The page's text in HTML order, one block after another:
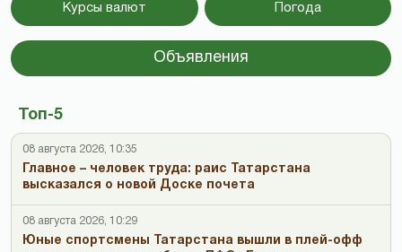
Курсы валют Погода
Объявления
Топ-5
08 августа 2026, 10:35
Главное – человек труда: раис Татарстана
высказался о новой Доске почета
08 августа 2026, 10:29
Юные спортсмены Татарстана вышли в плей-офф